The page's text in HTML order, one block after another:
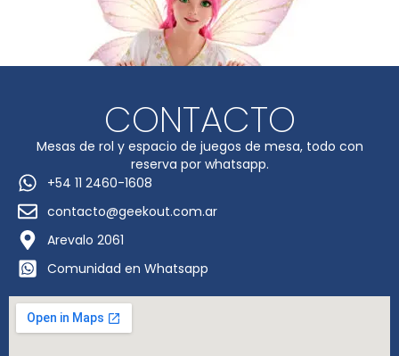
CONTACTO
Mesas de rol y espacio de juegos de mesa, todo con
reserva por whatsapp.
+54 11 2460-1608
contacto@geekout.com.ar
Arevalo 2061
Comunidad en Whatsapp